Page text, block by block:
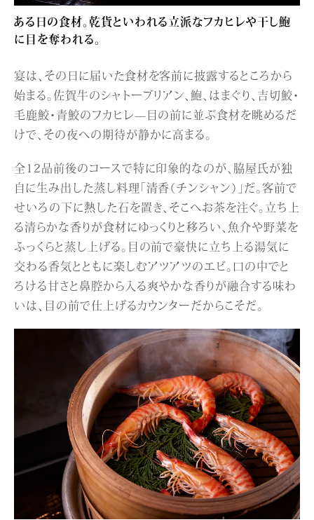
ある日の食材。乾貨といわれる立派なフカヒレや干し鮑
に目を奪われる。
宴は、その日に届いた食材を客前に披露するところから
始まる。佐賀牛のシャトーブリアン、鮑、はまぐり、吉切鮫・
毛鹿鮫・青鮫のフカヒレ—目の前に並ぶ食材を眺めるだ
けで、その夜への期待が静かに高まる。
全12品前後のコースで特に印象的なのが、脇屋氏が独
自に生み出した蒸し料理「清香（チンシャン）」だ。客前で
せいろの下に熱した石を置き、そこへお茶を注ぐ。立ち上
る清らかな香りが食材にゆっくりと移ろい、魚介や野菜を
ふっくらと蒸し上げる。目の前で豪快に立ち上る湯気に
交わる香気とともに楽しむアツアツのエビ。口の中でと
ろける甘さと鼻腔から入る爽やかな香りが融合する味わ
いは、目の前で仕上げるカウンターだからこそだ。